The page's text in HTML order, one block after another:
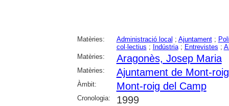
Matèries: Administració local ; Ajuntament;
col·lectius ; Indústria; Entrevistes ;
Matèries:
Aragonès, Josep Maria
Matèries: Ajuntament de Mont-
Àmbit: Mont-roig del Camp
Cronologia: 1999